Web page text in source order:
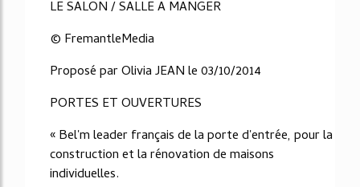
LE SALON / SALLE A MANGER
© FremantleMedia
Proposé par Olivia JEAN le 03/10/2014
PORTES ET OUVERTURES
« Bel'm leader français de la porte d'entrée, pour la
construction et la rénovation de maisons
individuelles.